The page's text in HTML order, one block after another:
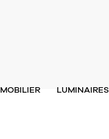
MOBILIER LUMINAIRES